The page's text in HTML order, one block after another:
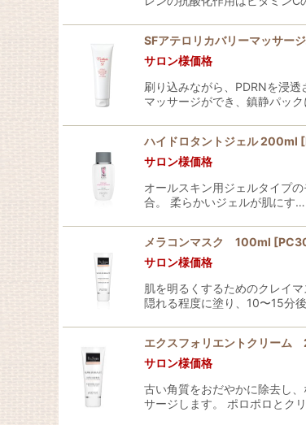
SFアテロリカバリーマッサー
サロン様価格
刷り込みながら、PDRNを浸
マッサージができ、鎮静パッ
ハイドロタントジェル 200ml [
サロン様価格
オールスキン用ジェルタイプ
合。 柔らかいジェルが肌にす…
メラコンマスク 100ml [
サロン様価格
肌を明るくするためのクレイ
隠れる程度に塗り、10〜15分
エクスフォリエントクリーム
サロン様価格
古い角質をおだやかに除去し
サージします。 ポロポロとク